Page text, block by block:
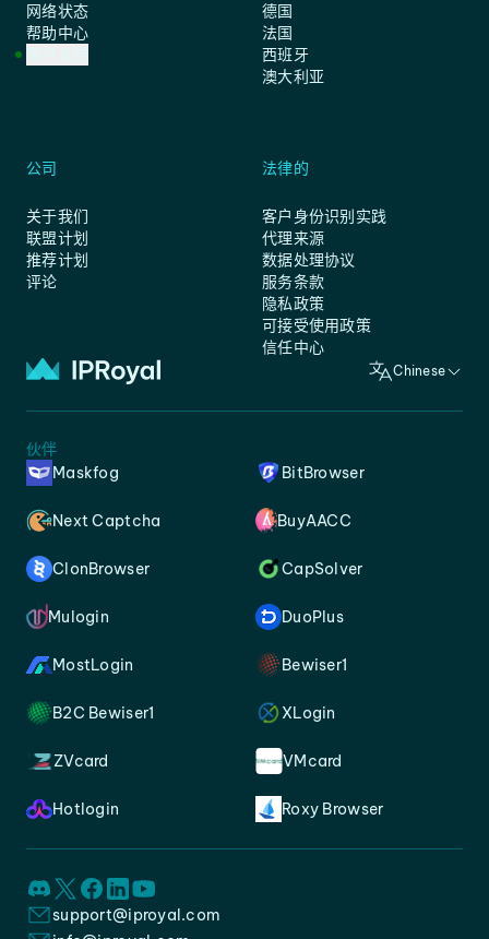
网络状态
帮助中心
德国
法国
西班牙
澳大利亚
公司
关于我们
联盟计划
推荐计划
评论
法律的
客户身份识别实践
代理来源
数据处理协议
服务条款
隐私政策
可接受使用政策
信任中心
Chinese
伙伴
Maskfog
BitBrowser
Next Captcha BuyAACC
ClonBrowser CapSolver
Mulogin DuoPlus
MostLogin Bewiser1
B2C Bewiser1 XLogin
ZVcard VMcard
Hotlogin Roxy Browser
support@iproyal.com